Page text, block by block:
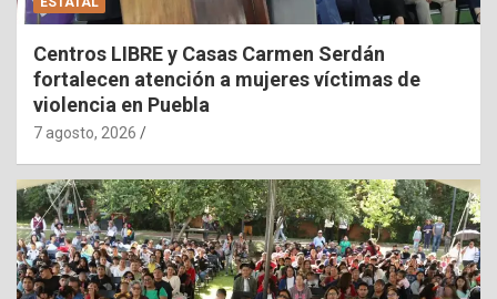
Centros LIBRE y Casas Carmen Serdán
fortalecen atención a mujeres víctimas de
violencia en Puebla
7 agosto, 2026